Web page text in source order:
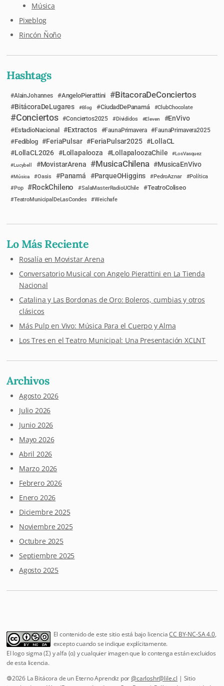
Música
Pixeblog
Rincón Ñoño
Hashtags
AlainJohannes AngeloPierattini BitacoraDeConciertos
BitácoraDeLugares Blog CiudadDePanamá ClubChocolate
Conciertos Conciertos2025 Divididos Eleven EnVivo
EstadioNacional Extractos FaunaPrimavera FaunaPrimavera2025
Fediblog FeriaPulsar FeriaPulsar2025
LollaCL
LollaCL2026
Lollapalooza LollapaloozaChile
LosVasquez
Lucybell
MovistarArena MusicaChilena MusicaEnVivo
Música Oasis Panamá ParqueOHiggins PedroAznar
Política
Pop
RockChileno SalaMasterRadioUChile TeatroColiseo
TeatroMunicipalDeLasCondes Weichafe
Lo Más Reciente
Rosalía en Movistar Arena
Conversatorio Musical con Angelo Pierattini en La Tienda
Nacional
Catalina y Las Bordonas de Oro: Boleros, cumbias y otros
clásicos
Más Pulp en Vivo: Música Para el Cuerpo y Alma
Los Tres en el Teatro Municipal: Una Presentación XCLNT
Archivos
Agosto 2026
Julio 2026
Junio 2026
Mayo 2026
Abril 2026
Marzo 2026
Febrero 2026
Enero 2026
Diciembre 2025
Noviembre 2025
Octubre 2025
Septiembre 2025
Agosto 2025
El contenido de este sitio está bajo licenciaCC BY-NC-SA 4.0,
excepto cuando se indique explícitamente.
El logo sigma (Σ) y alfa (α) y cualquier imagen que lo contenga están excluidos
de esta licencia.
🄯2026 La Bitácora de un Eterno Aprendiz por@carloshr@lile.cl | Sitio